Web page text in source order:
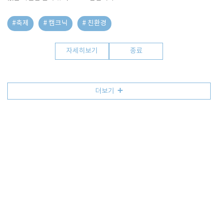
#축제 # 캠크닉 # 친환경
자세히보기 종료
더보기